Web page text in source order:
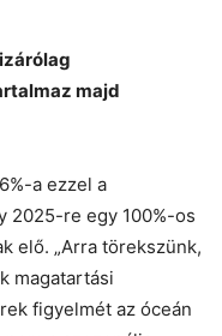
majd
a ezzel a
2025-re egy 100%-os
elő. „Arra törekszünk,
magatartási
figyelmét az óceán